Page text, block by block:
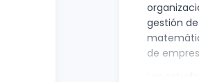
gestión
de